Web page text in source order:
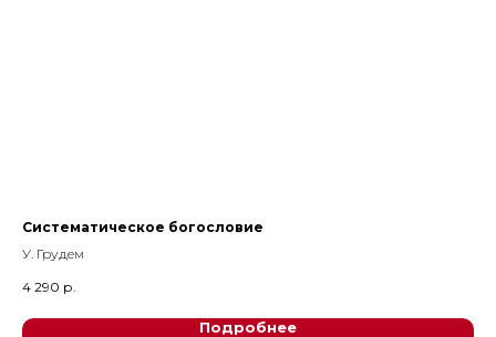
Систематическое богословие
У. Грудем
4 290 р.
Подробнее